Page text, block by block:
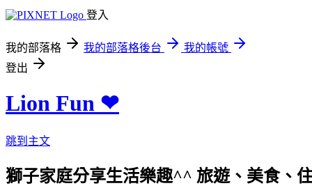
登入
我的部落格 我的部落格後台
我的帳號
登出
Lion Fun ❤
跳到主文
獅子家庭分享生活樂趣^^ 旅遊、美食、